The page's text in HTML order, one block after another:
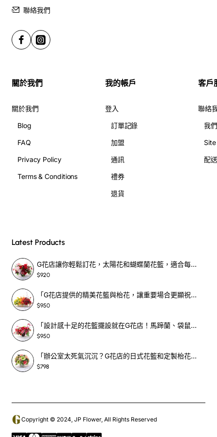
聯絡我們
關於我們
關於我們
Blog
FAQ
Privacy Policy
Terms & Conditions
我的帳戶
登入
訂單記錄
加盟
通訊
禮券
退貨
客戶
聯絡
我
配
Latest Products
G花店讓你輕鬆訂花，太陽花和蝴蝶蘭花籃，適合每個重要時刻！-SF390
$920
「G花店提供的精美花籃與枱花，讓重要場合更顯祝賀與喜悅，適合各種用場！」-SF398
$950
「設計感十足的花籃擺設就在G花店！馬蹄蘭、袋鼠爪、罌粟花，為你的重大場合增光添彩！」-SF209
$950
「辦公室太死氣沉沉？G花店的日式花籃和定製枱花，為你帶來新鮮感！」-SF465
$798
Copyright © 2024, JP Flower, All Rights Reserved